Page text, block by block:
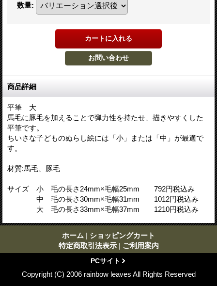
数量:
商品詳細
平筆 大
馬毛に豚毛を加えることで弾力性を持たせ、描きやすくした
平筆です。
ちいさな子どものぬらし絵には「小」または「中」が最適で
す。
材質:馬毛、豚毛
サイズ 小 毛の長さ24mm×毛幅25mm 792円税込み
中 毛の長さ30mm×毛幅31mm 1012円税込み
大 毛の長さ33mm×毛幅37mm 1210円税込み
ホーム | ショッピングカート
特定商取引法表示 | ご利用案内
PCサイト
Copyright (C) 2006 rainbow leaves All Rights Reserved